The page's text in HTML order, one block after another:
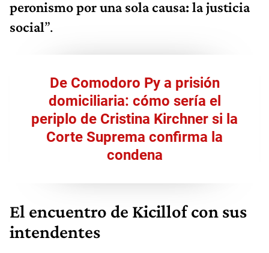
peronismo por una sola causa: la justicia
social”.
De Comodoro Py a prisión
domiciliaria: cómo sería el
periplo de Cristina Kirchner si la
Corte Suprema confirma la
condena
El encuentro de Kicillof con sus
intendentes